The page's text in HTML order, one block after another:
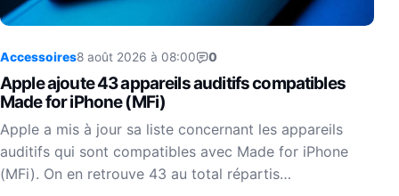
Accessoires8 août 2026 à 08:00 0
Apple ajoute 43 appareils auditifs compatibles
Made for iPhone (MFi)
Apple a mis à jour sa liste concernant les appareils
auditifs qui sont compatibles avec Made for iPhone
(MFi). On en retrouve 43 au total répartis…